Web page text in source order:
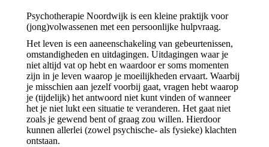
Psychotherapie Noordwijk is een kleine praktijk voor
(jong)volwassenen met een persoonlijke hulpvraag.
Het leven is een aaneenschakeling van gebeurtenissen,
omstandigheden en uitdagingen. Uitdagingen waar je
niet altijd vat op hebt en waardoor er soms momenten
zijn in je leven waarop je moeilijkheden ervaart. Waarbij
je misschien aan jezelf voorbij gaat, vragen hebt waarop
je (tijdelijk) het antwoord niet kunt vinden of wanneer
het je niet lukt een situatie te veranderen. Het gaat niet
zoals je gewend bent of graag zou willen. Hierdoor
kunnen allerlei (zowel psychische- als fysieke) klachten
ontstaan.